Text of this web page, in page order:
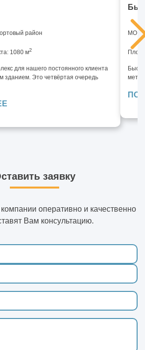
район
1080 м2
для нашего постоянного клиента
зданием. Это четвёртая очередь
МО,
заявку
оперативно и качественно
Вам консультацию.